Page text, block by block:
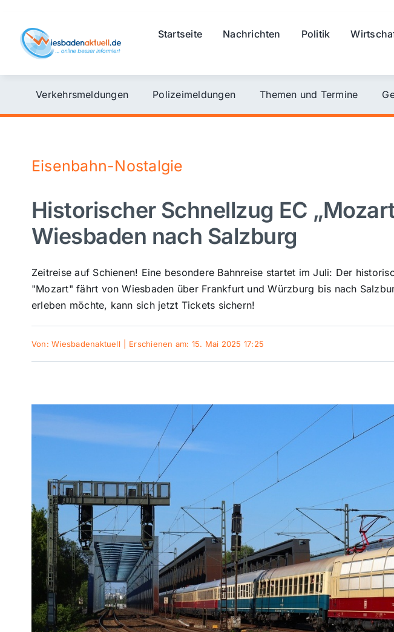
content
Startseite Nachrichten Politik
Verkehrsmeldungen Polizeimeldungen Themen und Termine
Eisenbahn-Nostalgie
Historischer Schnellzug EC
Wiesbaden nach Salzburg
Zeitreise auf Schienen! Eine besondere Bahnreise startet im Juli: Der
"Mozart" fährt von Wiesbaden über Frankfurt und Würzburg bis nach
erleben möchte, kann sich jetzt Tickets sichern!
Von:Wiesbadenaktuell Erschienen am: 15. Mai 2025 17:25